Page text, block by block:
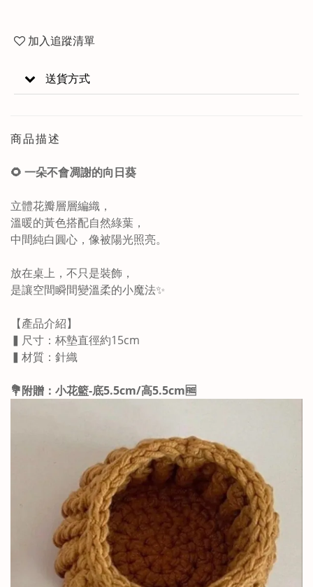
加入追蹤清單
送貨方式
商品描述
🌻 一朵不會凋謝的向日葵
立體花瓣層層編織，
溫暖的黃色搭配自然綠葉，
中間純白圓心，像被陽光照亮。
放在桌上，不只是裝飾，
是讓空間瞬間變溫柔的小魔法✨
【產品介紹】
▍尺寸：杯墊直徑約15cm
▍材質：針織
💐附贈：小花籃-底5.5cm/高5.5cm🆓